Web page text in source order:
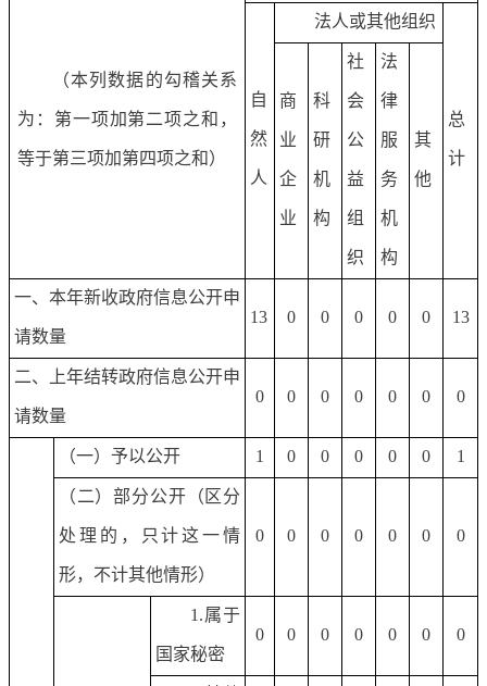
（本列数据的勾稽关系
为：第一项加第二项之和，
等于第三项加第四项之和）
自
然
人
法人或其他组织
总
计
商
业
企
业
科
研
机
构
社
会
公
益
组
织
法
律
服
务
机
构
其
他
一、本年新收政府信息公开申
请数量
13 0 0 0 0 0 13
二、上年结转政府信息公开申
请数量
0 0 0 0 0 0 0
（一）予以公开 1 0 0 0 0 0 1
（二）部分公开（区分
处理的，只计这一情
形，不计其他情形）
0 0 0 0 0 0 0
1.属于
国家秘密
0 0 0 0 0 0 0